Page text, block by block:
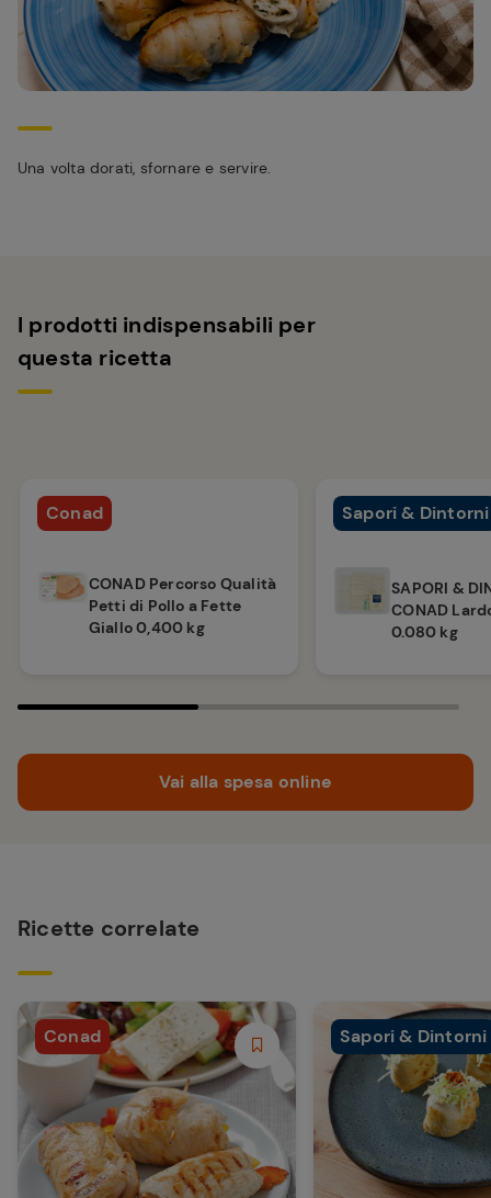
Una volta dorati, sfornare e servire.
I prodotti indispensabili per
questa ricetta
Conad
CONAD Percorso Qualità
Petti di Pollo a Fette
Giallo 0,400 kg
Sapori & Dintorni
SAPORI &
CONAD
0.080 kg
Vai alla spesa online
Ricette correlate
Conad Sapori & Dintorni